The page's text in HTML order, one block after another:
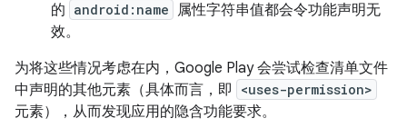
的 android:name 属性字符串值都会令功能声明无
效。
为将这些情况考虑在内，Google Play 会尝试检查清单文件
中声明的其他元素（具体而言，即
<uses-permission>
元素），从而发现应用的隐含功能要求。